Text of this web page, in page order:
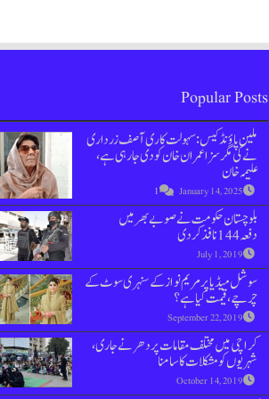
Popular Posts
ملین پاؤنڈ کیس : سہولت کاری آصف زرداری
نے کی مگر سزا عمران خان کو دی جارہی ہے،
علیمہ خان
January 14, 2025
1
بلوچستان حکومت نے صوبے بھر میں
دفعہ 144 نافذ کردی
July 1, 2019
سوشل میڈیا پر مریم نواز کے سنہری سوٹ کے
چرچے، قیمت کیا ہے؟
September 22, 2019
کراچی میں مختلف مقامات پر دھرنے جاری،
شہریوں کو مشکلات کا سامنا
October 14, 2019